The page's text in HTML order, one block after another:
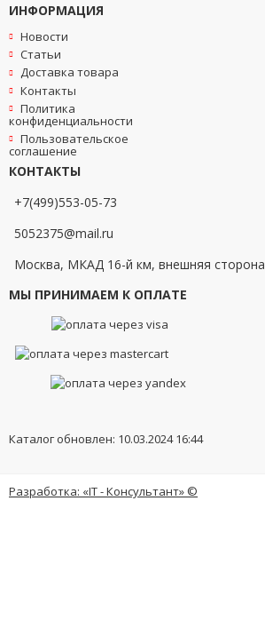
ИНФОРМАЦИЯ
Новости
Статьи
Доставка товара
Контакты
Политика
конфиденциальности
Пользовательское
соглашение
КОНТАКТЫ
+7(499)553-05-73
5052375@mail.ru
Москва, МКАД 16-й км, внешняя сторона
МЫ ПРИНИМАЕМ К ОПЛАТЕ
Каталог обновлен: 10.03.2024 16:44
Разработка: «IT - Консультант» ©